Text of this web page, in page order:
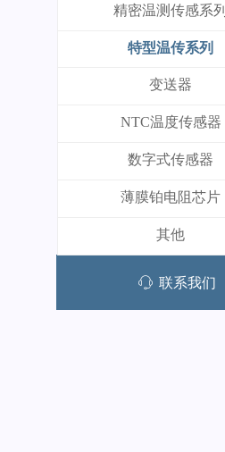
精密温测传感系列
特型温传系列
变送器
NTC温度传感器
数字式传感器
薄膜铂电阻芯片
其他
ꁱ 联系我们